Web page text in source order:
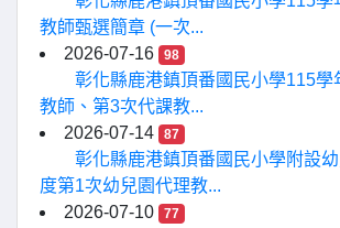
教師甄選簡章 (一次...
2026-07-16
98
彰化縣鹿港鎮頂番國民小學115學
教師、第3次代課教...
2026-07-14
87
彰化縣鹿港鎮頂番國民小學附設
度第1次幼兒園代理教...
2026-07-10
77